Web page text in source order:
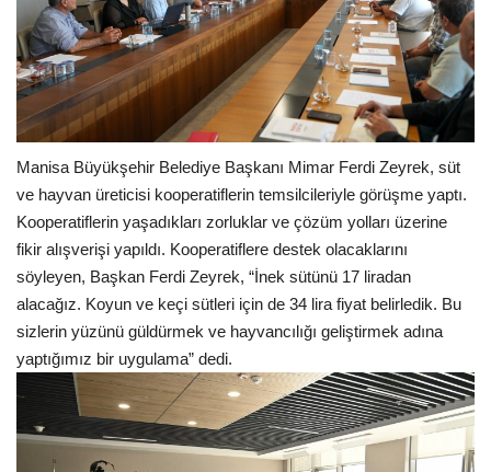
Manisa Büyükşehir Belediye Başkanı Mimar Ferdi Zeyrek, süt
ve hayvan üreticisi kooperatiflerin temsilcileriyle görüşme yaptı.
Kooperatiflerin yaşadıkları zorluklar ve çözüm yolları üzerine
fikir alışverişi yapıldı. Kooperatiflere destek olacaklarını
söyleyen, Başkan Ferdi Zeyrek, “İnek sütünü 17 liradan
alacağız. Koyun ve keçi sütleri için de 34 lira fiyat belirledik. Bu
sizlerin yüzünü güldürmek ve hayvancılığı geliştirmek adına
yaptığımız bir uygulama” dedi.